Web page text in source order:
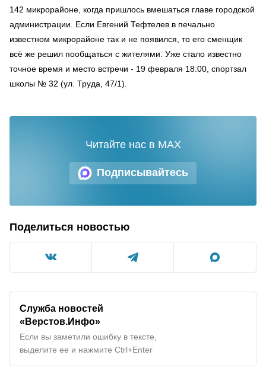
142 микрорайоне, когда пришлось вмешаться главе городской
администрации. Если Евгений Тефтелев в печально
известном микрорайоне так и не появился, то его сменщик
всё же решил пообщаться с жителями. Уже стало известно
точное время и место встречи - 19 февраля 18:00, спортзал
школы № 32 (ул. Труда, 47/1).
Подписывайтесь
Читайте нас в MAX
Поделиться новостью
Служба новостей
«Верстов.Инфо»
Если вы заметили ошибку в тексте,
выделите ее и нажмите Ctrl+Enter